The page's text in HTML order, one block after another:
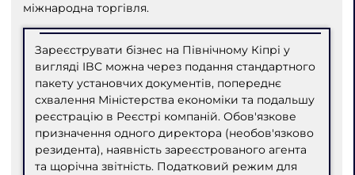
міжнародна торгівля.
Зареєструвати бізнес на Північному Кіпрі у
вигляді IBC можна через подання стандартного
пакету установчих документів, попереднє
схвалення Міністерства економіки та подальшу
реєстрацію в Реєстрі компаній. Обов'язкове
призначення одного директора (необов'язково
резидента), наявність зареєстрованого агента
та щорічна звітність. Податковий режим для